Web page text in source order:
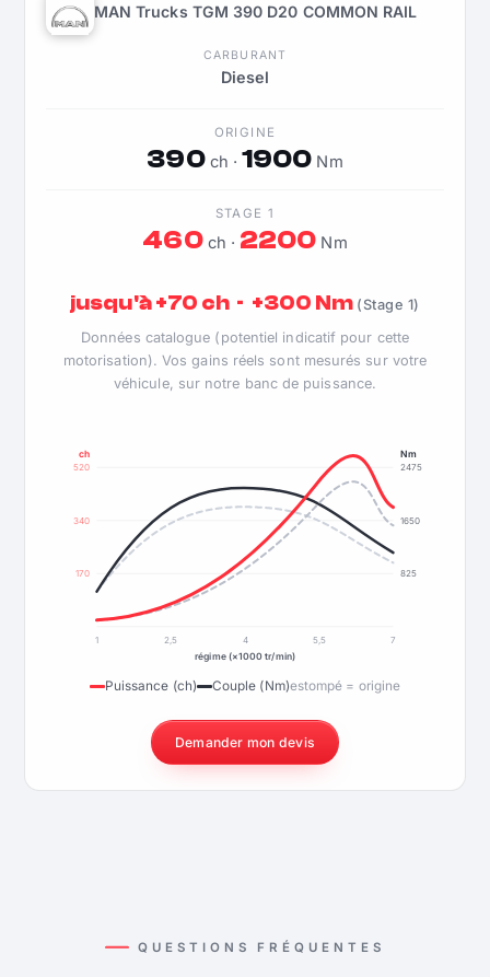
MAN Trucks TGM 390 D20 COMMON RAIL
CARBURANT
Diesel
ORIGINE
390ch ·1900 Nm
STAGE 1
460ch · 2200 Nm
jusqu'à +70 ch · +300 Nm (Stage 1)
Données catalogue (potentiel indicatif pour cette
motorisation). Vos gains réels sont mesurés sur votre
véhicule, sur notre banc de puissance.
170
340
520
825
1650
2475
ch Nm
1 2,5 4 5,5
7
régime (×1000 tr/min)
Puissance (ch) Couple (Nm)estompé = origine
Demander mon devis
QUESTIONS FRÉQUENTES